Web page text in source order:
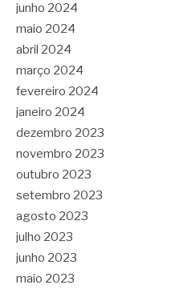
junho 2024
maio 2024
abril 2024
março 2024
fevereiro 2024
janeiro 2024
dezembro 2023
novembro 2023
outubro 2023
setembro 2023
agosto 2023
julho 2023
junho 2023
maio 2023